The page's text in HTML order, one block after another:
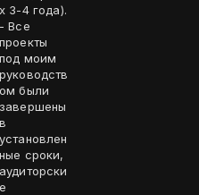
х 3-4 года).
- Все
проекты
под моим
руководств
ом были
завершены
в
установлен
ные сроки,
аудиторски
е